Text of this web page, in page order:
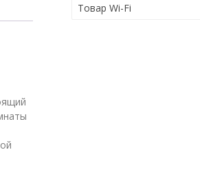
Товар Wi-Fi